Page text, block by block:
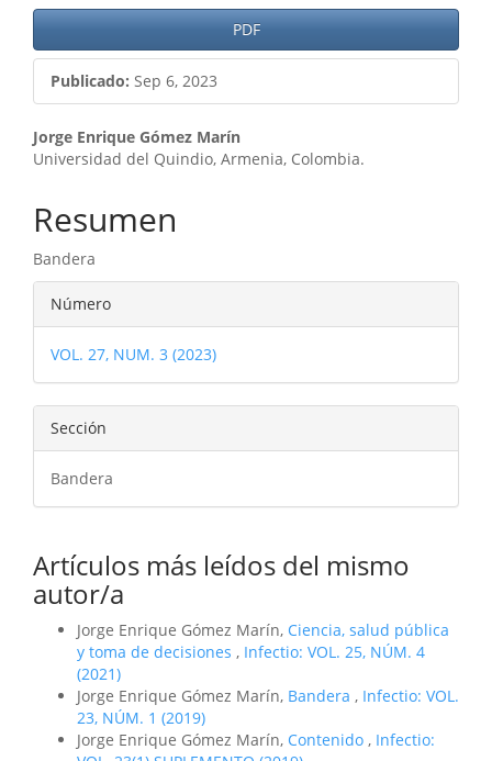
PDF
Publicado: Sep 6, 2023
Contenido
principal
del
artículo
Jorge Enrique Gómez Marín
Universidad del Quindio, Armenia, Colombia.
Resumen
Bandera
Detalles
del
artículo
Número
VOL. 27, NUM. 3 (2023)
Sección
Bandera
Artículos más leídos del mismo
autor/a
Jorge Enrique Gómez Marín, Ciencia, salud pública
y toma de decisiones , Infectio: VOL. 25, NÚM. 4
(2021)
Jorge Enrique Gómez Marín, Bandera , Infectio: VOL.
23, NÚM. 1 (2019)
Jorge Enrique Gómez Marín, Contenido , Infectio: